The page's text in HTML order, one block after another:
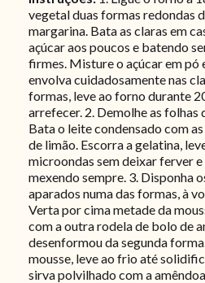
vegetal duas formas redondas
margarina. Bata as claras em
açúcar aos poucos e batendo
firmes. Misture o açúcar em pó
envolva cuidadosamente nas
formas, leve ao forno durante
arrefecer. 2. Demolhe as folhas
Bata o leite condensado com
de limão. Escorra a gelatina,
microondas sem deixar ferver
mexendo sempre. 3. Disponha
aparados numa das formas, à
Verta por cima metade da
com a outra rodela de bolo de
desenformou da segunda
mousse, leve ao frio até
sirva polvilhado com a